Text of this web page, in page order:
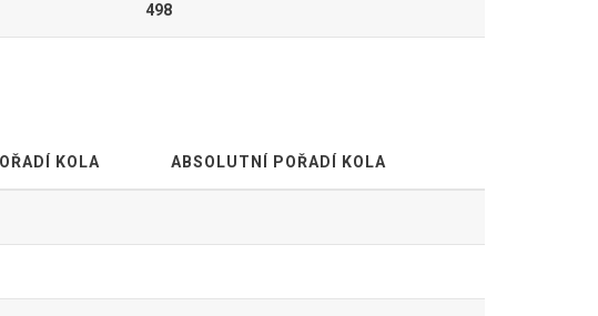
498
KOLA ABSOLUTNÍ POŘADÍ KOLA